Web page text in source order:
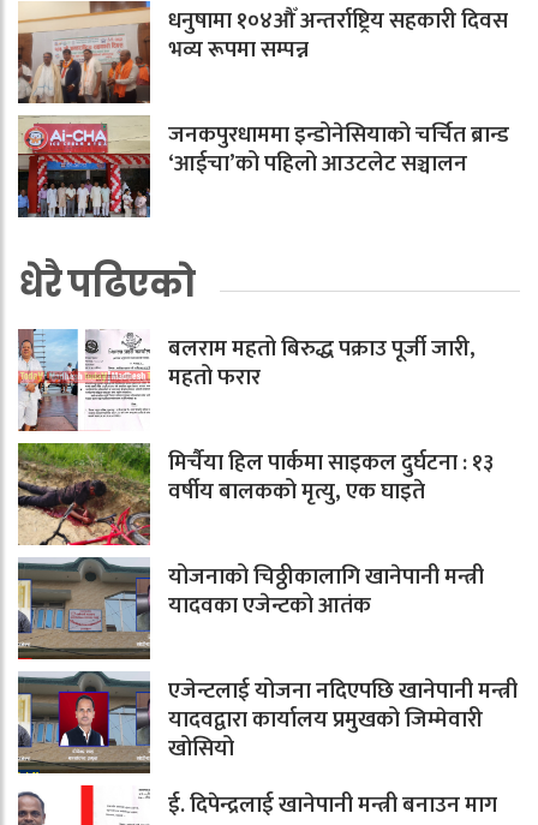
धनुषामा १०४औँ अन्तर्राष्ट्रिय सहकारी दिवस
भव्य रूपमा सम्पन्न
जनकपुरधाममा इन्डोनेसियाको चर्चित ब्रान्ड
‘आईचा’को पहिलो आउटलेट सञ्चालन
धेरै पढिएको
बलराम महतो बिरुद्ध पक्राउ पूर्जी जारी,
महतो फरार
मिर्चैया हिल पार्कमा साइकल दुर्घटना : १३
वर्षीय बालकको मृत्यु, एक घाइते
योजनाको चिठ्ठीकालागि खानेपानी मन्त्री
यादवका एजेन्टको आतंक
एजेन्टलाई योजना नदिएपछि खानेपानी मन्त्री
यादवद्वारा कार्यालय प्रमुखको जिम्मेवारी
खोसियो
ई. दिपेन्द्रलाई खानेपानी मन्त्री बनाउन माग